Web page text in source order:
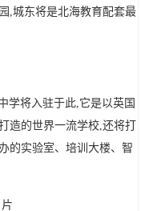
,城东将是北海教育配套最
学将入驻于此,它是以英国
造的世界一流学校,还将打
的实验室、培训大楼、智